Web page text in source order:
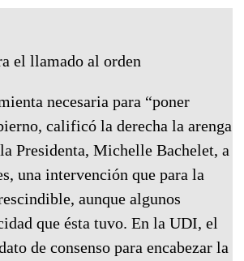
el llamado al orden
necesaria para “poner
calificó la derecha la arenga
Presidenta, Michelle Bachelet, a
una intervención que para la
aunque algunos
que ésta tuvo. En la UDI, el
de consenso para encabezar la